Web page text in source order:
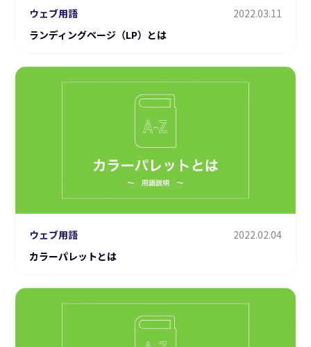
ウェブ用語
2022.03.11
ランディングページ（LP）とは
ウェブ用語
2022.02.04
カラーパレットとは